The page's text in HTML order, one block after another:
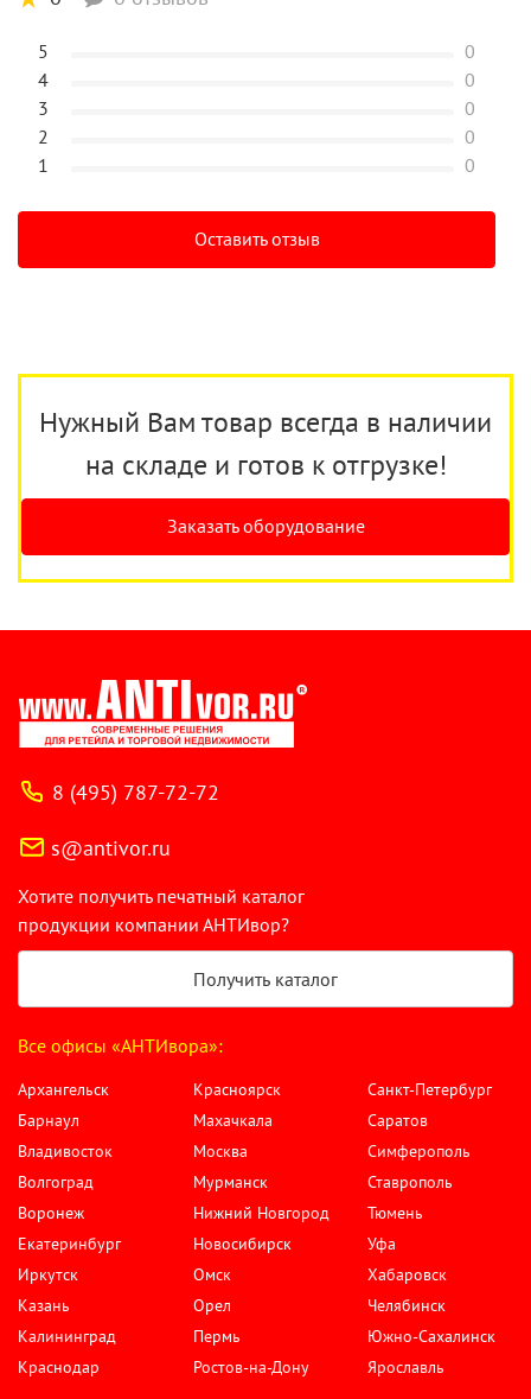
5
0
4
0
3
0
2
0
1
0
Оставить отзыв
Нужный Вам товар всегда в наличии
на складе и готов к отгрузке!
Заказать оборудование
8 (495) 787-72-72
s@antivor.ru
Хотите получить печатный каталог
продукции компании АНТИвор?
Получить каталог
Все офисы «АНТИвора»:
Архангельск
Барнаул
Владивосток
Волгоград
Воронеж
Екатеринбург
Иркутск
Казань
Калининград
Краснодар
Красноярск
Махачкала
Москва
Мурманск
Нижний Новгород
Новосибирск
Омск
Орел
Пермь
Ростов-на-Дону
Санкт-Петербург
Саратов
Симферополь
Ставрополь
Тюмень
Уфа
Хабаровск
Челябинск
Южно-Сахалинск
Ярославль